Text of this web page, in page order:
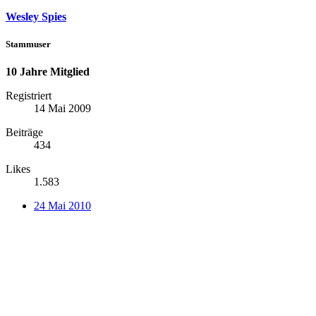
Wesley Spies
Stammuser
10 Jahre Mitglied
Registriert
14 Mai 2009
Beiträge
434
Likes
1.583
24 Mai 2010